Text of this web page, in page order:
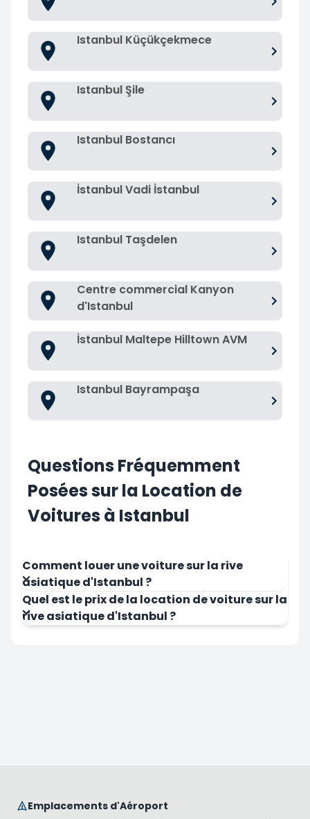
Istanbul Küçükçekmece
Istanbul Şile
Istanbul Bostancı
İstanbul Vadi İstanbul
Istanbul Taşdelen
Centre commercial Kanyon
d'Istanbul
İstanbul Maltepe Hilltown AVM
Istanbul Bayrampaşa
Questions Fréquemment
Posées sur la Location de
Voitures à Istanbul
Comment louer une voiture sur la rive
asiatique d'Istanbul ?
Quel est le prix de la location de voiture sur la
rive asiatique d'Istanbul ?
Emplacements d'Aéroport